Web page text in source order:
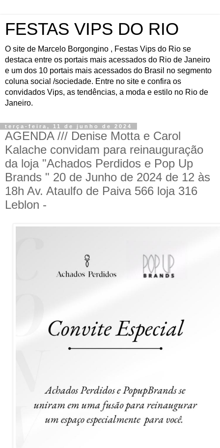
FESTAS VIPS DO RIO
O site de Marcelo Borgongino , Festas Vips do Rio se
destaca entre os portais mais acessados do Rio de Janeiro
e um dos 10 portais mais acessados do Brasil no segmento
coluna social /sociedade. Entre no site e confira os
convidados Vips, as tendências, a moda e estilo no Rio de
Janeiro.
terça-feira, 11 de junho de 2024
AGENDA /// Denise Motta e Carol
Kalache convidam para reinauguração
da loja "Achados Perdidos e Pop Up
Brands " 20 de Junho de 2024 de 12 às
18h Av. Ataulfo de Paiva 566 loja 316
Leblon -